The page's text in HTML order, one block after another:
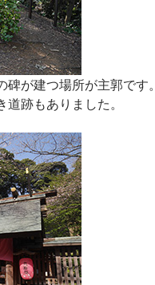
碑が建つ場所が主郭です
跡もありました。